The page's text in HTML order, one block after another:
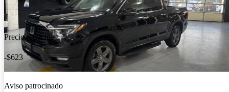
Precio reducido
-$623
Aviso patrocinado